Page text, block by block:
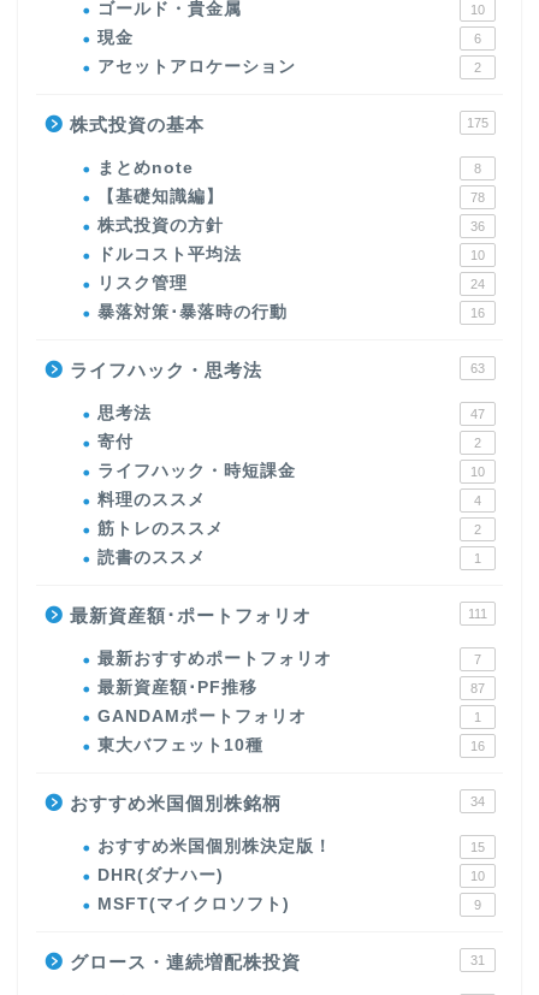
ゴールド・貴金属 10
現金 6
アセットアロケーション 2
株式投資の基本 175
まとめnote 8
【基礎知識編】 78
株式投資の方針 36
ドルコスト平均法 10
リスク管理 24
暴落対策･暴落時の行動 16
ライフハック・思考法 63
思考法 47
寄付 2
ライフハック・時短課金 10
料理のススメ 4
筋トレのススメ 2
読書のススメ 1
最新資産額･ポートフォリオ 111
最新おすすめポートフォリオ 7
最新資産額･PF推移 87
GANDAMポートフォリオ 1
東大バフェット10種 16
おすすめ米国個別株銘柄 34
おすすめ米国個別株決定版！ 15
DHR(ダナハー) 10
MSFT(マイクロソフト) 9
グロース・連続増配株投資 31